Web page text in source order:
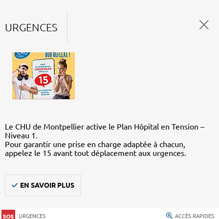
URGENCES
Le CHU de Montpellier active le Plan Hôpital en Tension –
Niveau 1.
Pour garantir une prise en charge adaptée à chacun,
appelez le 15 avant tout déplacement aux urgences.
EN SAVOIR PLUS
URGENCES ACCÈS RAPIDES